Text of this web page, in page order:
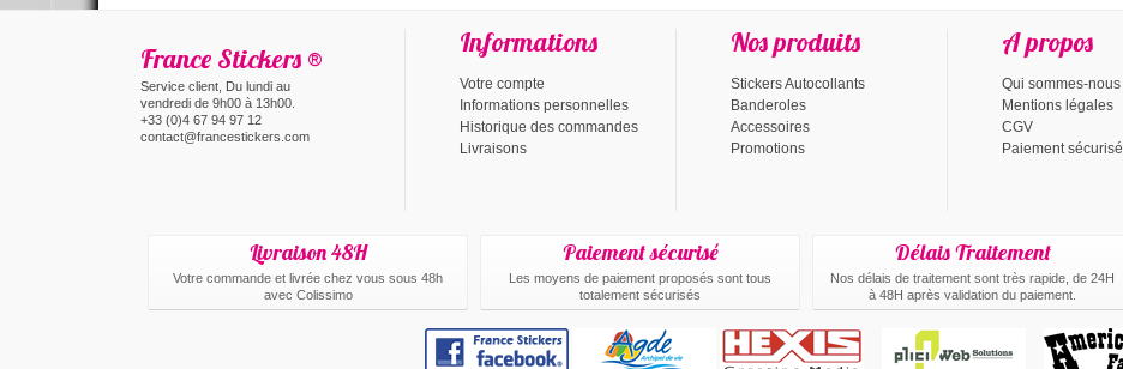
France Stickers ®
Service client, Du lundi au
vendredi de 9h00 à 13h00.
+33 (0)4 67 94 97 12
contact@francestickers.com
Informations
Votre compte
Informations personnelles
Historique des commandes
Livraisons
Nos produits
Stickers Autocollants
Banderoles
Accessoires
Promotions
A propos
Qui sommes-nous
Mentions légales
CGV
Paiement sécurisé
Livraison 48H
Votre commande et livrée chez vous sous 48h
avec Colissimo
Paiement sécurisé
Les moyens de paiement proposés sont tous
totalement sécurisés
Délais Traitement
Nos délais de traitement sont très rapide, de 24H
à 48H après validation du paiement.